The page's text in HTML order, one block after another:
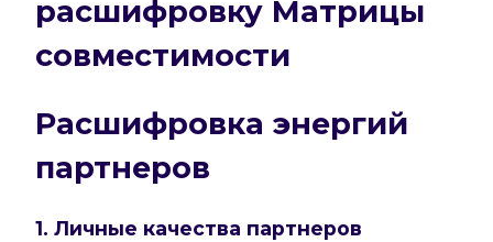
расшифровку Матрицы
совместимости
Расшифровка энергий
партнеров
1. Личные качества партнеров